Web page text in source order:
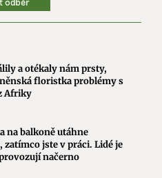
a otékaly nám prsty,
floristka problémy s
Afriky
na balkoně utáhne
zatímco jste v práci. Lidé je
načerno